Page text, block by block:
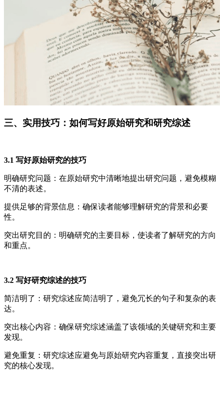
三、实用技巧：如何写好原始研究和研究综述
3.1 写好原始研究的技巧
明确研究问题：在原始研究中清晰地提出研究问题，避免模糊
不清的表述。
提供足够的背景信息：确保读者能够理解研究的背景和必要
性。
突出研究目的：明确研究的主要目标，使读者了解研究的方向
和重点。
3.2 写好研究综述的技巧
简洁明了：研究综述应简洁明了，避免冗长的句子和复杂的表
达。
突出核心内容：确保研究综述涵盖了该领域的关键研究和主要
发现。
避免重复：研究综述应避免与原始研究内容重复，直接突出研
究的核心发现。